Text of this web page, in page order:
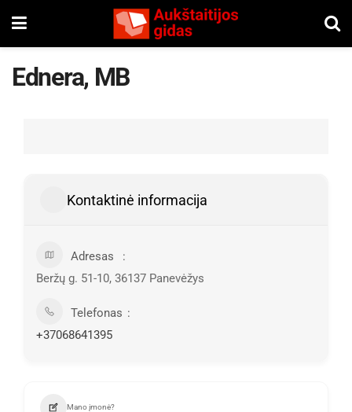
Ednera, MB
Kontaktinė informacija
Adresas
Beržų g. 51-10, 36137 Panevėžys
Telefonas
+37068641395
Mano įmonė?